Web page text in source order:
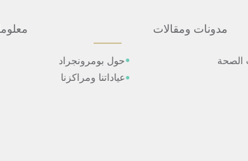
مدونات ومقالات
الصحة
حول بومرونجراد
عياداتنا ومراكزنا